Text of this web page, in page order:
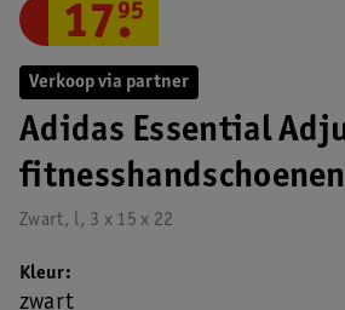
Verkoop via partner
Adidas Essential
fitnesshandschoenen
Zwart, l, 3 x 15 x 22
17.
95
Kleur
zwart